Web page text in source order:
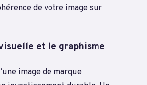
de votre image sur
et le graphisme
image de marque